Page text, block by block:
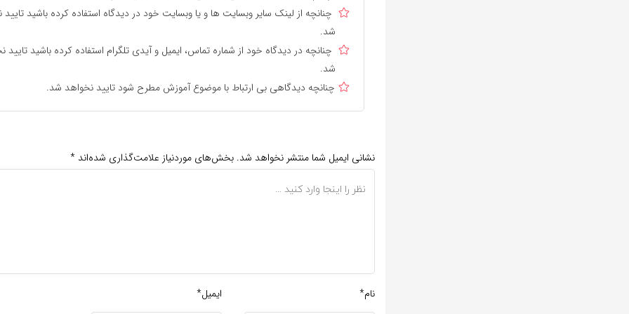
چنانچه از لینک سایر وبسایت ها و یا وبسایت خود در دیدگاه استفاده کرده باشید تایید
شد.
چنانچه در دیدگاه خود از شماره تماس، ایمیل و آیدی تلگرام استفاده کرده باشید تایید
شد.
چنانچه دیدگاهی بی ارتباط با موضوع آموزش مطرح شود تایید نخواهد شد.
نشانی ایمیل شما منتشر نخواهد شد. بخش‌های موردنیاز علامت‌گذاری شده‌اند *
نام* ایمیل*